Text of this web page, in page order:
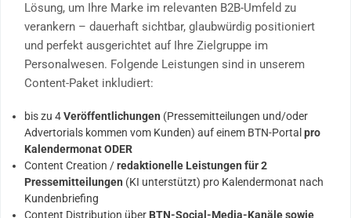
Lösung, um Ihre Marke im relevanten B2B-Umfeld zu
verankern – dauerhaft sichtbar, glaubwürdig positioniert
und perfekt ausgerichtet auf Ihre Zielgruppe im
Personalwesen. Folgende Leistungen sind in unserem
Content-Paket inkludiert:
bis zu 4Veröffentlichungen (Pressemitteilungen und/oder
Advertorials kommen vom Kunden) auf einem BTN-Portal pro
Kalendermonat ODER
Content Creation /redaktionelle Leistungen für 2
Pressemitteilungen (KI unterstützt) pro Kalendermonat nach
Kundenbriefing
Content Distribution über BTN-Social-Media-Kanäle sowie